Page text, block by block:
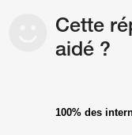
Cette
aidé ?
100% des